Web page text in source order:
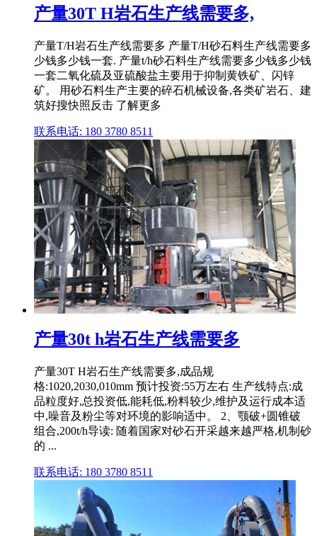
产量30T H岩石生产线需要多,
产量T/H岩石生产线需要多 产量T/H砂石料生产线需要多
少钱多少钱一套. 产量t/h砂石料生产线需要多少钱多少钱
一套二氧化硫及亚硫酸盐主要用于抑制黄铁矿、闪锌
矿。 用砂石料生产主要的碎石机械设备,各类矿岩石、建
筑好搜快照反击 了解更多
联系电话: 180 3780 8511
产量30t h岩石生产线需要多
产量30T H岩石生产线需要多,成品规
格:1020,2030,010mm 预计投资:55万左右 生产线特点:成
品粒度好,总投资低,能耗低,粉料较少,维护及运行成本适
中,噪音及粉尘等对环境的影响适中。 2、颚破+圆锥破
组合,200t/h导读: 随着国家对砂石开采越来越严格,机制砂
的 ...
联系电话: 180 3780 8511